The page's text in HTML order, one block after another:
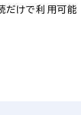
だけで利用可能